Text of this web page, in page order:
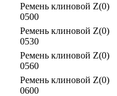
Ремень клиновой Z(0)
0500
Ремень клиновой Z(0)
0530
Ремень клиновой Z(0)
0560
Ремень клиновой Z(0)
0600